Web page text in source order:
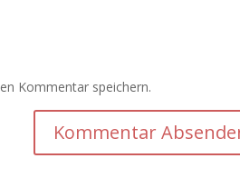
Kommentar speichern.